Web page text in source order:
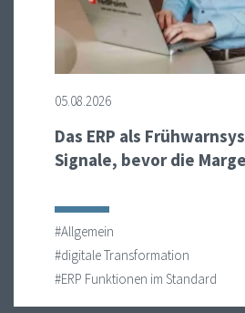
05.08.2026
Das ERP als
Signale, bevor die
#Allgemein
#digitale Transformation
#ERP Funktionen im Standard